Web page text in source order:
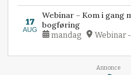
17
AUG
Webinar – Kom i gang
bogføring
mandag Webinar
Annonce